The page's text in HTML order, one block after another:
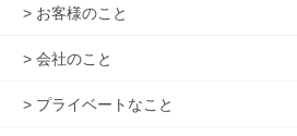
> お客様のこと
> 会社のこと
> プライベートなこと